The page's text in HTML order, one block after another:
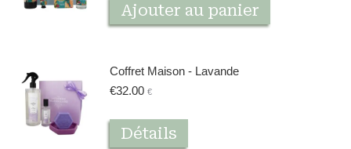
Ajouter au panier
Coffret Maison - Lavande
€32.00 €
Détails